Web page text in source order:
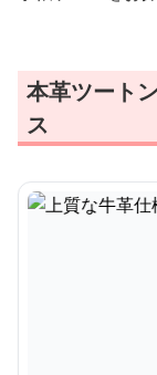
本革ツート
ス